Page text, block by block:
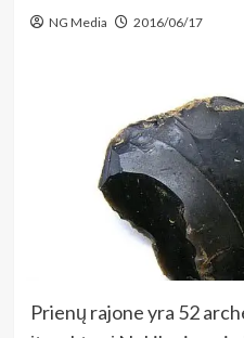
NG Media 2016/06/17
Prienų rajone yra 52